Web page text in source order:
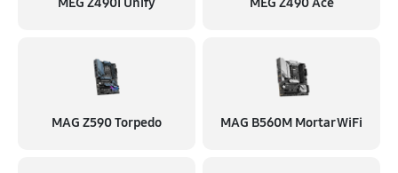
MAG Z590 Torpedo MAG B560M Mortar WiFi